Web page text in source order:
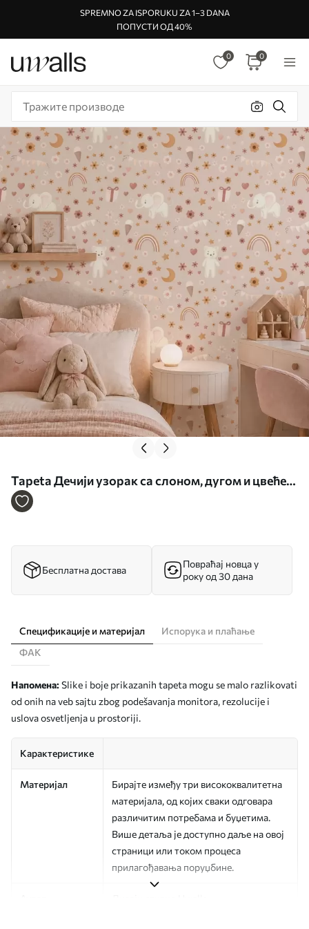
SPREMNO ZA ISPORUKU ZA 1–3 DANA
ПОПУСТИ ОД 40%
0 0
Tapeta Дечији узорак са слоном, дугом и цвећем
бр. a00433
Бесплатна достава
Повраћај новца у
року од 30 дана
Спецификације и материјал
Испорука и плаћање
ФАК
Напомена: Slike i boje prikazanih tapeta mogu se malo razlikovati
od onih na veb sajtu zbog podešavanja monitora, rezolucije i
uslova osvetljenja u prostoriji.
Карактеристике
Материјал
Бирајте између три висококвалитетна
материјала, од којих сваки одговара
различитим потребама и буџетима.
Више детаља је доступно даље на овој
страници или током процеса
прилагођавања поруџбине.